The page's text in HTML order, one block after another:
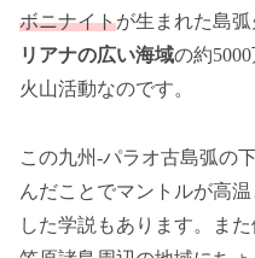
ボニナイトが生まれた島弧
リアナの広い海域の約
火山活動なのです。
この九州-パラオ古島弧の
んだことでマントルが高
した学説もあります。ま